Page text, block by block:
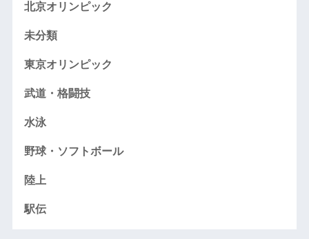
北京オリンピック
未分類
東京オリンピック
武道・格闘技
水泳
野球・ソフトボール
陸上
駅伝